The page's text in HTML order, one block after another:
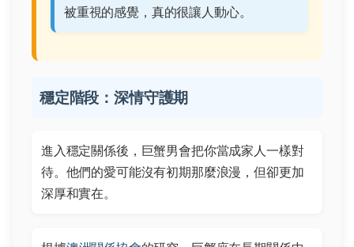
被重視的感覺，真的很讓人動心。
穩定階段：深情守護期
進入穩定關係後，巨蟹男會把你當成家人一樣對
待。他們的愛可能沒有初期那麼浪漫，但卻更加
深厚和實在。